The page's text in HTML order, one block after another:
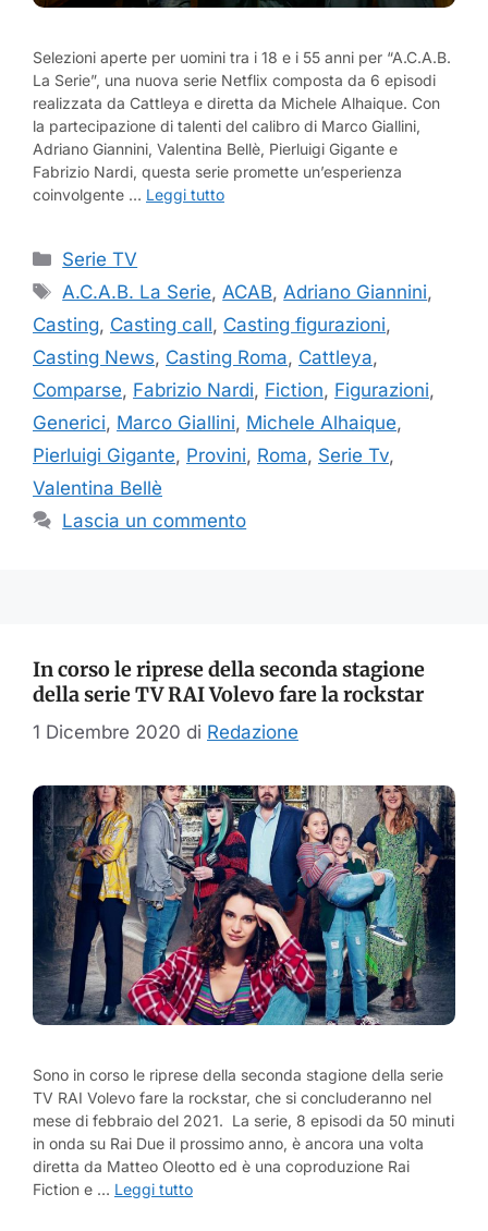
Selezioni aperte per uomini tra i 18 e i 55 anni per “A.C.A.B.
La Serie”, una nuova serie Netflix composta da 6 episodi
realizzata da Cattleya e diretta da Michele Alhaique. Con
la partecipazione di talenti del calibro di Marco Giallini,
Adriano Giannini, Valentina Bellè, Pierluigi Gigante e
Fabrizio Nardi, questa serie promette un’esperienza
coinvolgente … Leggi tutto
Categorie
Serie TV
Tag
A.C.A.B. La Serie, ACAB, Adriano Giannini,
Casting, Casting call, Casting figurazioni,
Casting News, Casting Roma, Cattleya,
Comparse, Fabrizio Nardi, Fiction, Figurazioni,
Generici, Marco Giallini, Michele Alhaique,
Pierluigi Gigante, Provini, Roma, Serie Tv,
Valentina Bellè
Lascia un commento
In corso le riprese della seconda stagione
della serie TV RAI Volevo fare la rockstar
1 Dicembre 2020 di Redazione
Sono in corso le riprese della seconda stagione della serie
TV RAI Volevo fare la rockstar, che si concluderanno nel
mese di febbraio del 2021. La serie, 8 episodi da 50 minuti
in onda su Rai Due il prossimo anno, è ancora una volta
diretta da Matteo Oleotto ed è una coproduzione Rai
Fiction e … Leggi tutto